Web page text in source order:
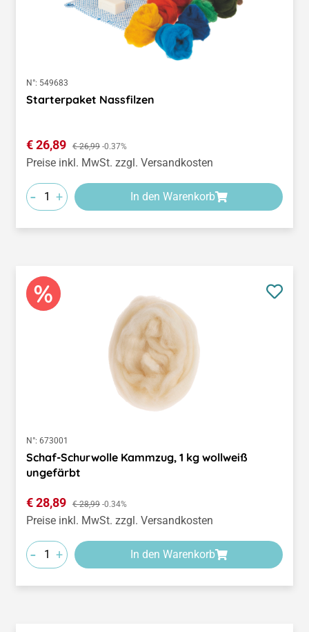
N°: 549683
Starterpaket Nassfilzen
Verkaufspreis:
€ 26,89 Regulärer Preis:
€ 26,99 -0.37%
Preise inkl. MwSt. zzgl. Versandkosten
- + In den Warenkorb
N°: 673001
Schaf-Schurwolle Kammzug, 1 kg wollweiß
ungefärbt
Verkaufspreis:
€ 28,89 Regulärer Preis:
€ 28,99 -0.34%
Preise inkl. MwSt. zzgl. Versandkosten
- + In den Warenkorb